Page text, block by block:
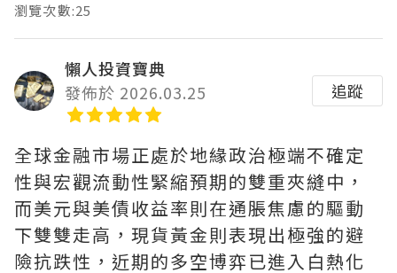
瀏覽次數:25
懶人投資寶典
發佈於 2026.03.25
追蹤
全球金融市場正處於地緣政治極端不確定
性與宏觀流動性緊縮預期的雙重夾縫中，
而美元與美債收益率則在通脹焦慮的驅動
下雙雙走高，現貨黃金則表現出極強的避
險抗跌性，近期的多空博弈已進入白熱化